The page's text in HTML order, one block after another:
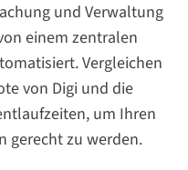
und Verwaltung
einem zentralen
Vergleichen
von Digi und die
um Ihren
gerecht zu werden.